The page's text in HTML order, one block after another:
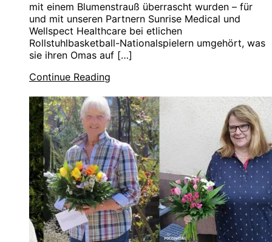
mit einem Blumenstrauß überrascht wurden – für
und mit unseren Partnern Sunrise Medical und
Wellspect Healthcare bei etlichen
Rollstuhlbasketball-Nationalspielern umgehört, was
sie ihren Omas auf […]
Continue Reading